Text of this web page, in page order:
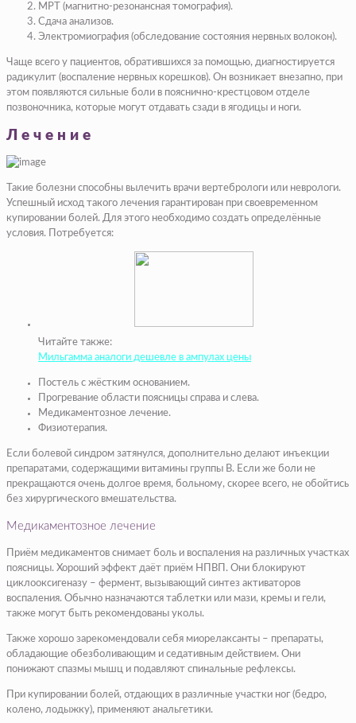
МРТ (магнитно-резонансная томография).
Сдача анализов.
Электромиография (обследование состояния нервных волокон).
Чаще всего у пациентов, обратившихся за помощью, диагностируется
радикулит (воспаление нервных корешков). Он возникает внезапно, при
этом появляются сильные боли в пояснично-крестцовом отделе
позвоночника, которые могут отдавать сзади в ягодицы и ноги.
Лечение
Такие болезни способны вылечить врачи вертебрологи или неврологи.
Успешный исход такого лечения гарантирован при своевременном
купировании болей. Для этого необходимо создать определённые
условия. Потребуется:
Читайте также:
Мильгамма аналоги дешевле в ампулах цены
Постель с жёстким основанием.
Прогревание области поясницы справа и слева.
Медикаментозное лечение.
Физиотерапия.
Если болевой синдром затянулся, дополнительно делают инъекции
препаратами, содержащими витамины группы В. Если же боли не
прекращаются очень долгое время, больному, скорее всего, не обойтись
без хирургического вмешательства.
Медикаментозное лечение
Приём медикаментов снимает боль и воспаления на различных участках
поясницы. Хороший эффект даёт приём НПВП. Они блокируют
циклооксигеназу – фермент, вызывающий синтез активаторов
воспаления. Обычно назначаются таблетки или мази, кремы и гели,
также могут быть рекомендованы уколы.
Также хорошо зарекомендовали себя миорелаксанты – препараты,
обладающие обезболивающим и седативным действием. Они
понижают спазмы мышц и подавляют спинальные рефлексы.
При купировании болей, отдающих в различные участки ног (бедро,
колено, лодыжку), применяют анальгетики.